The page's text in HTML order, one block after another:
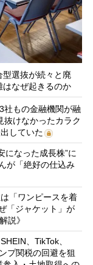
選抜が続々と廃
なぜ起きるのか
社もの金融機関が融
抜けなかったカラク
していた
になった成長株”に
が「絶好の仕込み
「ワンピースを着
「ジャケット」が
説》
、TikTok、
プ関税の回避を狙